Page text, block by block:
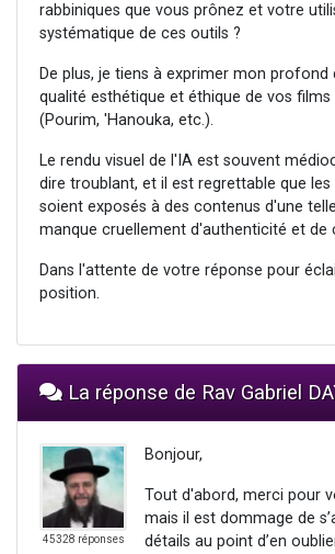
rabbiniques que vous prônez et votre
systématique de ces outils ?
De plus, je tiens à exprimer mon profond
qualité esthétique et éthique de vos
(Pourim, 'Hanouka, etc.).
Le rendu visuel de l'IA est souvent
dire troublant, et il est regrettable que
soient exposés à des contenus d'une
manque cruellement d'authenticité et de
Dans l'attente de votre réponse pour
position.
La réponse de Rav Gabriel
45328 réponses
Bonjour,
Tout d'abord, merci pour
mais il est dommage de
détails au point d’en